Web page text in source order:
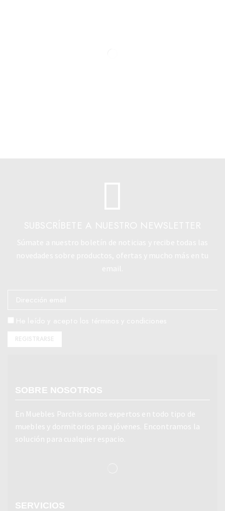
SOBRE NOSOTROS
En Muebles Parchis somos expertos en todo tipo de
muebles y dormitorios para jóvenes. Encontramos la
solución para cualquier espacio.
SERVICIOS